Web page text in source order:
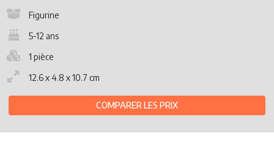
Figurine
5-12 ans
1 pièce
12.6 x 4.8 x 10.7 cm
COMPARER LES PRIX